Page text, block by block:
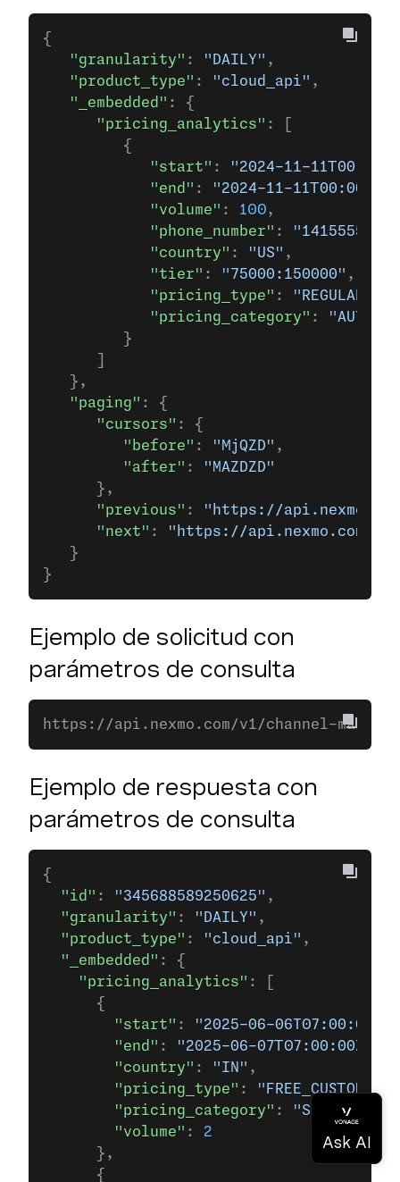
{
   "granularity"
: "DAILY" ,
   "product_type"
: "cloud_api" ,
   "_embedded"
: {
      "pricing_analytics"
: [
         {
            "start"
:
"2024-11-
            "end"
:
"2024-11-
            "volume"
: 100,
            "phone_number"
:
            "country"
: "US" ,
            "tier"
: "75000:150000" ,
            "pricing_type"
: "REGULAR"
            "pricing_category"
:
         }
   },
   "paging"
: {
      "cursors"
: {
         "before"
: "MjQZD" ,
         "after"
:
"MAZDZD"
      },
      "previous"
:
"https://
      "next"
:
"https://api.nexmo.com/v1/
   }
}
Ejemplo de solicitud con
parámetros de consulta
https://api.nexmo.com/v1/channel-
Ejemplo de respuesta con
parámetros de consulta
{
  "id"
: "345688589250625" ,
  "granularity"
: "DAILY" ,
  "product_type"
: "cloud_api" ,
  "_embedded"
: {
    "pricing_analytics"
: [
      {
        "start"
: "2025-06-06T07:00:00Z"
        "end"
: "2025-06-07T07:00:00Z"
        "country"
: "IN" ,
        "pricing_type"
:
        "pricing_category"
: "SERVICE"
        "volume"
: 2
      },
      {